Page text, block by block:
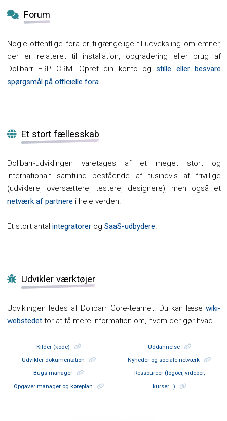
Forum
Nogle offentlige fora er tilgængelige til udveksling om emner,
der er relateret til installation, opgradering eller brug af
Dolibarr ERP CRM. Opret din konto ogstille eller besvare
spørgsmål på officielle fora .
Et stort fællesskab
Dolibarr-udviklingen varetages af et meget stort og
internationalt samfund bestående af tusindvis af frivillige
(udviklere, oversættere, testere, designere), men også et
netværk af partnere i hele verden.
Et stort antal integratorer og SaaS-udbydere.
Udvikler værktøjer
Udviklingen ledes af Dolibarr Core-teamet. Du kan læse wiki-
webstedet for at få mere information om, hvem der gør hvad.
Kilder (kode)
Udvikler dokumentation
Bugs manager
Opgaver manager og køreplan
Uddannelse
Nyheder og sociale netværk
Ressourcer (logoer, videoer,
kurser...)